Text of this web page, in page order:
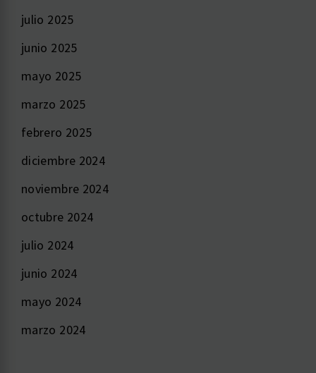
julio 2025
junio 2025
mayo 2025
marzo 2025
febrero 2025
diciembre 2024
noviembre 2024
octubre 2024
julio 2024
junio 2024
mayo 2024
marzo 2024